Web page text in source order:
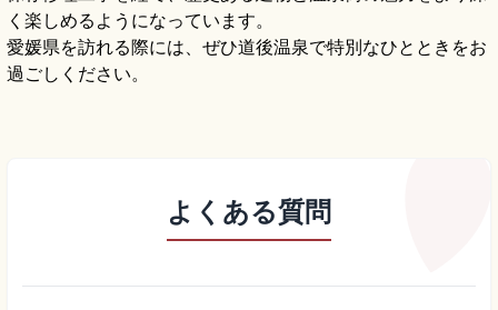
く楽しめるようになっています。
愛媛県を訪れる際には、ぜひ道後温泉で特別なひとときをお
過ごしください。
よくある質問